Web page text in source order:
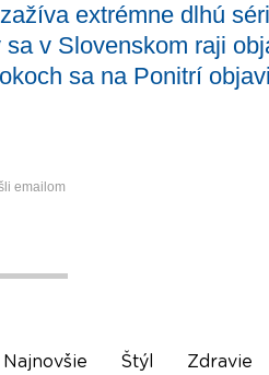
extrémne dlhú
v Slovenskom raji
sa na Ponitrí
emailom
Najnovšie Štýl Zdravie